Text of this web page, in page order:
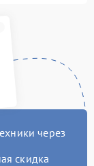
через
скидка